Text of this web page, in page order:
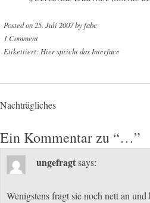
Posted on 25. Juli 2007byfabe
1 Comment
Etikettiert: Hier spricht das Interface
Post
navigation
Nachträgliches
Ein Kommentar zu “…”
ungefragtsays:
Wenigstens fragt sie noch nett an